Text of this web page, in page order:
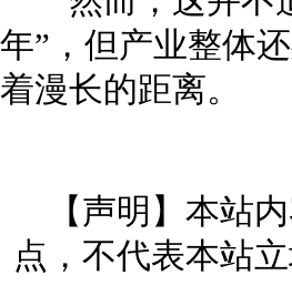
年”，但产业整体
着漫长的距离。
【声明】本站
点，不代表本站